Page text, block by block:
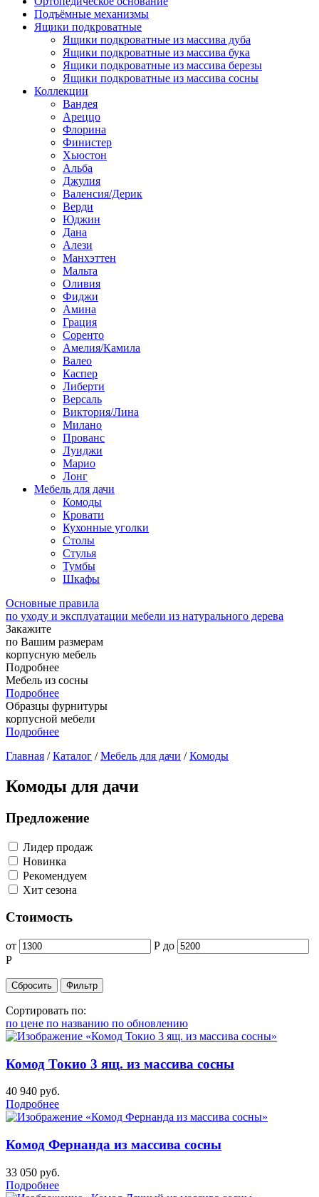
Подъёмные механизмы
Ящики подкроватные
Ящики подкроватные из массива дуба
Ящики подкроватные из массива бука
Ящики подкроватные из массива березы
Ящики подкроватные из массива сосны
Коллекции
Вандея
Ареццо
Флорина
Финистер
Хьюстон
Альба
Джулия
Валенсия/Дерик
Верди
Юджин
Дана
Алези
Манхэттен
Мальта
Оливия
Фиджи
Амина
Грация
Соренто
Амелия/Камила
Валео
Каспер
Либерти
Версаль
Виктория/Лина
Милано
Прованс
Луиджи
Марио
Лонг
Мебель для дачи
Комоды
Кровати
Кухонные уголки
Столы
Стулья
Тумбы
Шкафы
Основные правила
по уходу и эксплуатации мебели из натурального дерева
Закажите
по Вашим размерам
корпусную мебель
Подробнее
Мебель из сосны
Подробнее
Образцы фурнитуры
корпусной мебели
Подробнее
Главная /Каталог /Мебель для дачи /Комоды
Комоды для дачи
Предложение
Лидер продаж
Новинка
Рекомендуем
Хит сезона
Стоимость
от Р до
Р
Сортировать по:
по цене по названию по обновлению
Комод Токио 3 ящ. из массива сосны
40 940 руб.
Подробнее
Комод Фернанда из массива сосны
33 050 руб.
Подробнее